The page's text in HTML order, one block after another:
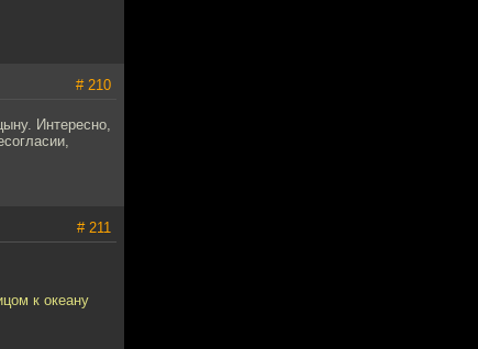
# 210
Интересно,
# 211
к океану